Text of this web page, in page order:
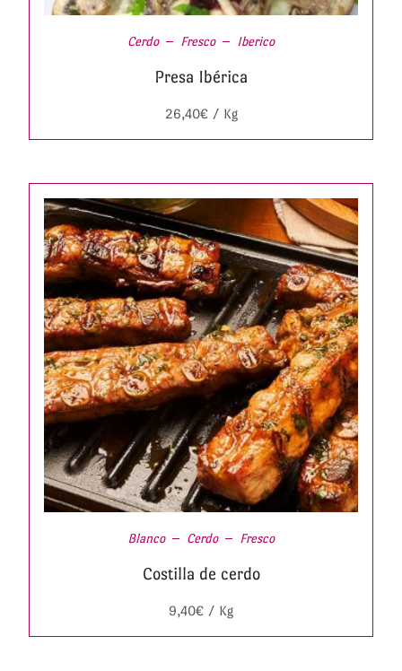
Cerdo Fresco Iberico
Presa Ibérica
26,40€/ Kg
Blanco Cerdo Fresco
Costilla de cerdo
9,40€ / Kg